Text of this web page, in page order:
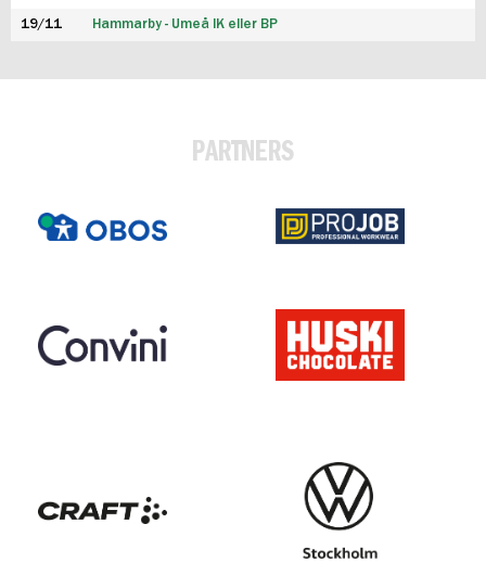
19/11 Hammarby - Umeå IK eller BP
PARTNERS